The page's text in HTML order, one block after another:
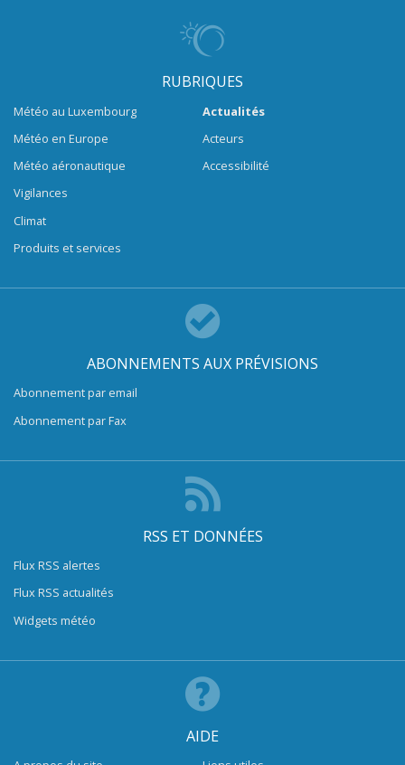
RUBRIQUES
Météo au Luxembourg
Météo en Europe
Météo aéronautique
Vigilances
Climat
Produits et services
Actualités
Acteurs
Accessibilité
ABONNEMENTS AUX PRÉVISIONS
Abonnement par email
Abonnement par Fax
RSS ET DONNÉES
Flux RSS alertes
Flux RSS actualités
Widgets météo
AIDE